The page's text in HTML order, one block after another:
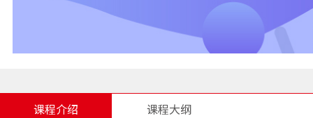
课程介绍 课程大纲